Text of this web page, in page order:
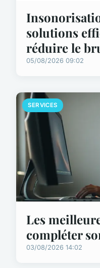
solutions
réduire le
05/08/2026 09:02
SERVICES
Les
compléter
03/08/2026 14:02